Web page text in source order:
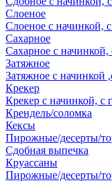
Слоеное
Слоеное с начинкой,
Сахарное
Сахарное с начинкой,
Затяжное
Затяжное с начинкой
Крекер
Крекер с начинкой, с
Крендель/соломка
Кексы
Пирожные/десерты/
Сдобная выпечка
Круассаны
Пирожные/десерты/